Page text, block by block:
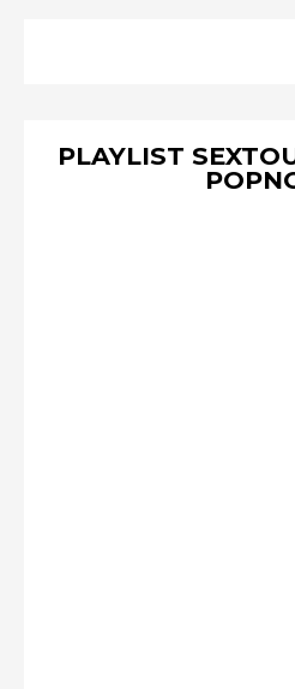
PLAYLIST